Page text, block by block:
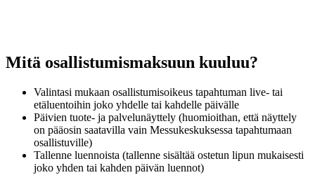
Mitä osallistumismaksuun kuuluu?
Valintasi mukaan osallistumisoikeus tapahtuman live- tai
etäluentoihin joko yhdelle tai kahdelle päivälle
Päivien tuote- ja palvelunäyttely (huomioithan, että näyttely
on pääosin saatavilla vain Messukeskuksessa tapahtumaan
osallistuville)
Tallenne luennoista (tallenne sisältää ostetun lipun mukaisesti
joko yhden tai kahden päivän luennot)